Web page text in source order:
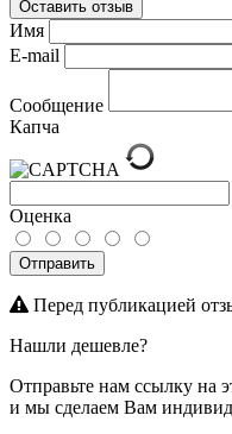
Оставить отзыв
Имя
E-mail
Сообщение
Капча
Оценка
Отправить
Перед публикацией
Нашли дешевле?
Отправьте нам ссылку на
и мы сделаем Вам